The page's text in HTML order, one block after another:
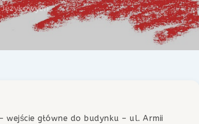
wejście główne do budynku – ul. Armii